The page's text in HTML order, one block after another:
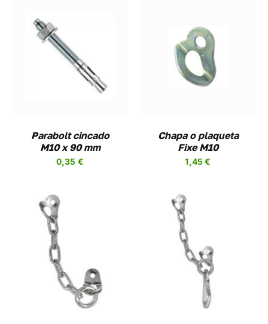
Parabolt cincado
M10 x 90 mm
0,35 €
AÑADIR AL CARRITO
DETALLES
Chapa o plaqueta
Fixe M10
1,45€
AÑADIR AL CARRITO
/